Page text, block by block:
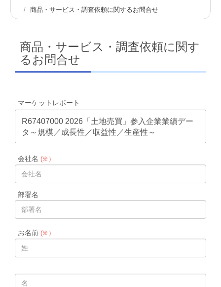
商品・サービス・調査依頼に関するお問合せ
商品・サービス・調査依頼に関す
るお問合せ
マーケットレポート
R67407000 2026「土地売買」参入企業業績デー
タ～規模／成長性／収益性／生産性～
会社名 (※）
部署名
お名前(※）